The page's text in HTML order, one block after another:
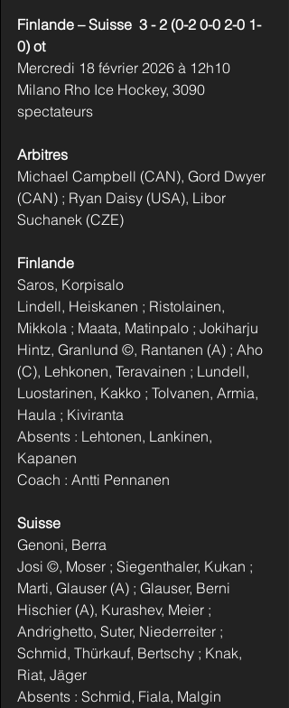
Finlande – Suisse  3 - 2 (0-2 0-0 2-0 1-
0) ot
Mercredi 18 février 2026 à 12h10
Milano Rho Ice Hockey, 3090
spectateurs
Arbitres
Michael Campbell (CAN), Gord Dwyer
(CAN) ; Ryan Daisy (USA), Libor
Suchanek (CZE)
Finlande
Saros, Korpisalo
Lindell, Heiskanen ; Ristolainen,
Mikkola ; Maata, Matinpalo ; Jokiharju
Hintz, Granlund ©, Rantanen (A) ; Aho
(C), Lehkonen, Teravainen ; Lundell,
Luostarinen, Kakko ; Tolvanen, Armia,
Haula ; Kiviranta
Absents : Lehtonen, Lankinen,
Kapanen
Coach : Antti Pennanen
Suisse
Genoni, Berra
Josi ©, Moser ; Siegenthaler, Kukan ;
Marti, Glauser (A) ; Glauser, Berni
Hischier (A), Kurashev, Meier ;
Andrighetto, Suter, Niederreiter ;
Schmid, Thürkauf, Bertschy ; Knak,
Riat, Jäger
Absents : Schmid, Fiala, Malgin